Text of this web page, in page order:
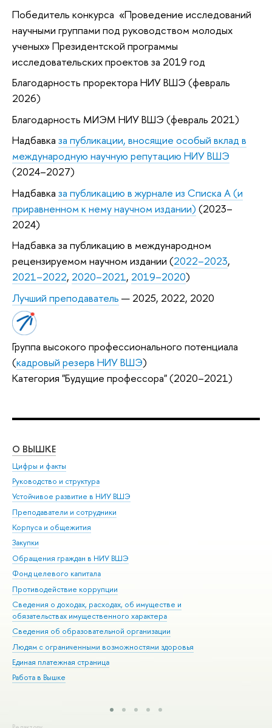
Победитель конкурса «Проведение исследований
научными группами под руководством молодых
ученых» Президентской программы
исследовательских проектов за 2019 год
Благодарность проректора НИУ ВШЭ (февраль
2026)
Благодарность МИЭМ НИУ ВШЭ (февраль 2021)
Надбавка за публикации, вносящие особый вклад в
международную научную репутацию НИУ ВШЭ
(2024–2027)
Надбавка за публикацию в журнале из Списка А (и
приравненном к нему научном издании) (2023–
2024)
Надбавка за публикацию в международном
рецензируемом научном издании (2022–2023,
2021–2022, 2020–2021, 2019–2020)
Лучший преподаватель — 2025, 2022, 2020
Группа высокого профессионального потенциала
(кадровый резерв НИУ ВШЭ)
Категория "Будущие профессора" (2020–2021)
О ВЫШКЕ
Цифры и факты
Руководство и структура
Устойчивое развитие в НИУ ВШЭ
Преподаватели и сотрудники
Корпуса и общежития
Закупки
Обращения граждан в НИУ ВШЭ
Фонд целевого капитала
Противодействие коррупции
Сведения о доходах, расходах, об имуществе и
обязательствах имущественного характера
Сведения об образовательной организации
Людям с ограниченными возможностями здоровья
Единая платежная страница
Работа в Вышке